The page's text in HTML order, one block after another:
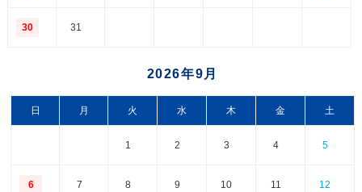
30 31
2026年9月
日 月 火 水 木 金 土
1 2 3 4 5
6 7 8 9 10 11 12